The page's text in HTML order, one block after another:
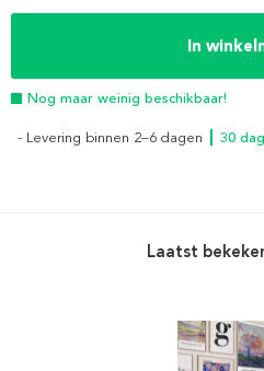
In
Nog maar weinig beschikbaar!
- Levering binnen 2–6 dagen ┃ 30
Laatst